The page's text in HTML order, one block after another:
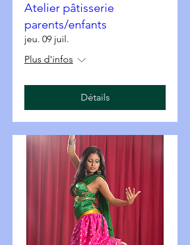
Atelier pâtisserie
parents/enfants
jeu. 09 juil.
Plus d'infos
Détails